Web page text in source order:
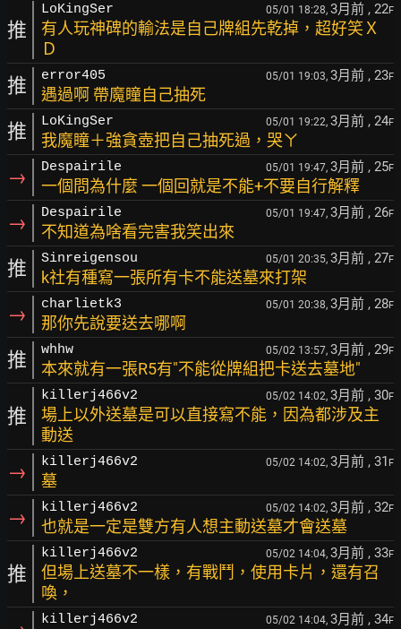
推
LoKingSer 05/01 18:28, 3月前 , 22F
有人玩神碑的輸法是自己牌組先乾掉，超好笑Ｘ
Ｄ
推 error405 05/01 19:03, 3月前 , 23F
遇過啊 帶魔瞳自己抽死
推 LoKingSer 05/01 19:22, 3月前 , 24F
我魔瞳＋強貪壺把自己抽死過，哭ㄚ
→ Despairile 05/01 19:47, 3月前 , 25F
一個問為什麼 一個回就是不能+不要自行解釋
→ Despairile 05/01 19:47, 3月前 , 26F
不知道為啥看完害我笑出來
推 Sinreigensou 05/01 20:35, 3月前 , 27F
k社有種寫一張所有卡不能送墓來打架
→ charlietk3 05/01 20:38, 3月前 , 28F
那你先說要送去哪啊
推 whhw 05/02 13:57, 3月前 , 29F
本來就有一張R5有"不能從牌組把卡送去墓地"
推
killerj466v2 05/02 14:02, 3月前 , 30F
場上以外送墓是可以直接寫不能，因為都涉及主
動送
→ killerj466v2 05/02 14:02, 3月前 , 31 F
墓
→ killerj466v2 05/02 14:02, 3月前 , 32F
也就是一定是雙方有人想主動送墓才會送墓
推
killerj466v2 05/02 14:04, 3月前 , 33F
但場上送墓不一樣，有戰鬥，使用卡片，還有召
喚，
killerj466v2 05/02 14:04, 3月前 , 34F